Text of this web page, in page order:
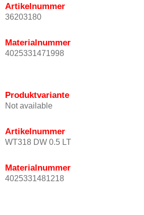
Artikelnummer
36203180
Materialnummer
4025331471998
Produktvariante
Not available
Artikelnummer
WT318 DW 0.5 LT
Materialnummer
4025331481218